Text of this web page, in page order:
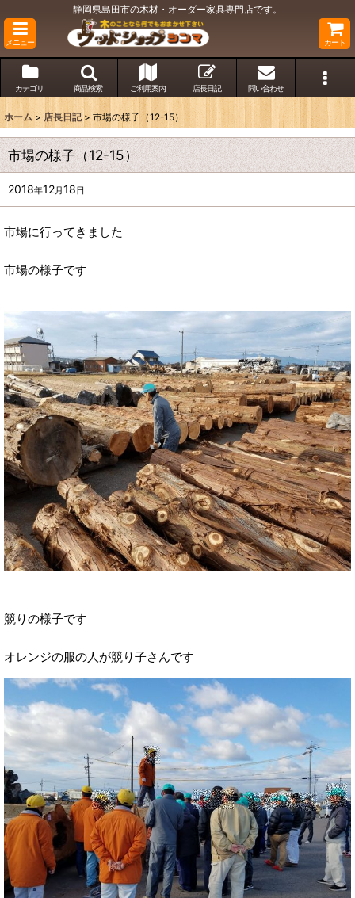
静岡県島田市の木材・オーダー家具専門店です。
メニュー カート
カテゴリ 商品検索 ご利用案内 店長日記 問い合わせ
ホーム > 店長日記 > 市場の様子（12-15）
市場の様子（12-15）
2018年12月18日
市場に行ってきました
市場の様子です
競りの様子です
オレンジの服の人が競り子さんです